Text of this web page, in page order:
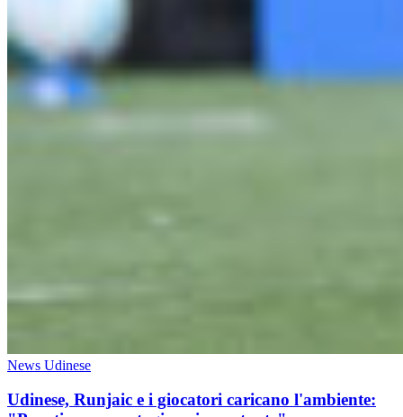
News Udinese
Udinese, Runjaic e i giocatori caricano l'ambiente: